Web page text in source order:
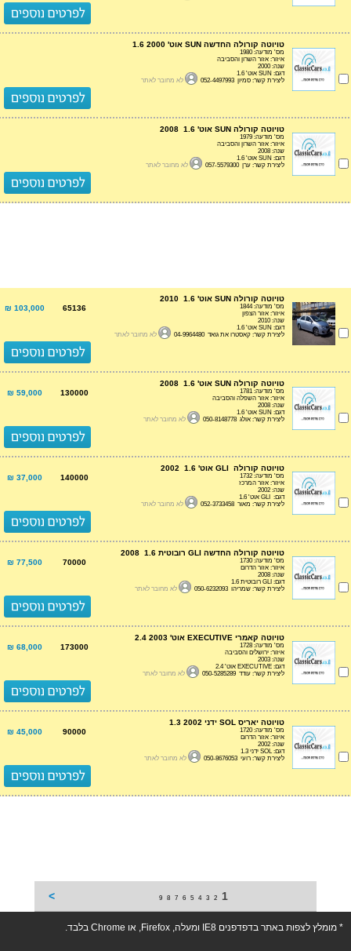
טויוטה קורולה החדשה SUN אוט' 1.6 2000
מס' מודעה: 1980
איזור: אזור השרון והסביבה
שנה: 2000
דגם: SUN אוט' 1.6
ליצירת קשר: סמיון 052-4497993
לא מחובר לאתר
טויוטה קורולה SUN אוט' 1.6 2008
מס' מודעה: 1979
איזור: אזור השרון והסביבה
שנה: 2008
דגם: SUN אוט' 1.6
ליצירת קשר: ערן 057-5579300
לא מחובר לאתר
טויוטה קורולה SUN אוט' 1.6 2010
מס' מודעה: 1844
איזור: אזור הצפון
שנה: 2010
דגם: SUN אוט' 1.6
ליצירת קשר: קאסטרו את גואד 04-9964480
לא מחובר לאתר
65136
103,000 ₪
טויוטה קורולה SUN אוט' 1.6 2008
מס' מודעה: 1781
איזור: אזור השפלה והסביבה
שנה: 2008
דגם: SUN אוט' 1.6
ליצירת קשר: אולג 050-8148778
לא מחובר לאתר
130000
59,000 ₪
טויוטה קורולה GLI אוט' 1.6 2002
מס' מודעה: 1732
איזור: אזור המרכז
שנה: 2002
דגם: GLI אוט' 1.6
ליצירת קשר: מאור 052-3733458
לא מחובר לאתר
140000
37,000 ₪
טויוטה קורולה החדשה GLI רובוטית 1.6 2008
מס' מודעה: 1730
איזור: אזור הדרום
שנה: 2008
דגם: GLI רובוטית 1.6
ליצירת קשר: שמריהו 050-6232093
לא מחובר לאתר
70000
77,500 ₪
טויוטה קאמרי EXECUTIVE אוט' 2.4 2003
מס' מודעה: 1728
איזור: ירושלים והסביבה
שנה: 2003
דגם: EXECUTIVE אוט' 2.4
ליצירת קשר: עודד 050-5285289
לא מחובר לאתר
173000
68,000 ₪
טויוטה יאריס SOL ידני 1.3 2002
מס' מודעה: 1720
איזור: אזור הדרום
שנה: 2002
דגם: SOL ידני 1.3
ליצירת קשר: רועי 050-8676053
לא מחובר לאתר
90000
45,000 ₪
1
2
3
4
5
6
7
8
9
>
* מומלץ לצפות באתר בדפדפנים IE8 ומעלה, Firefox, או Chrome בלבד.